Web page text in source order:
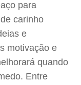
para
carinho
e
motivação e
quando
Entre